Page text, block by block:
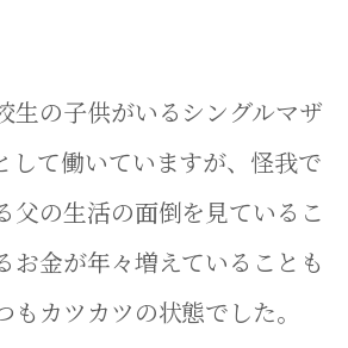
生の子供がいるシングルマザ
して働いていますが、怪我で
父の生活の面倒を見ているこ
お金が年々増えていることも
もカツカツの状態でした。